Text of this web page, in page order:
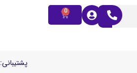
0
پشتیبانی: 02166958012 | 09195639033